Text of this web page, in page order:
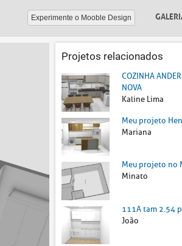
Experimente o Mooble Design
Projetos relacionados
COZINHA
NOVA
Kaline Lima
Meu projeto
Mariana
Meu projeto no
Minato
111A tam 2.54
João